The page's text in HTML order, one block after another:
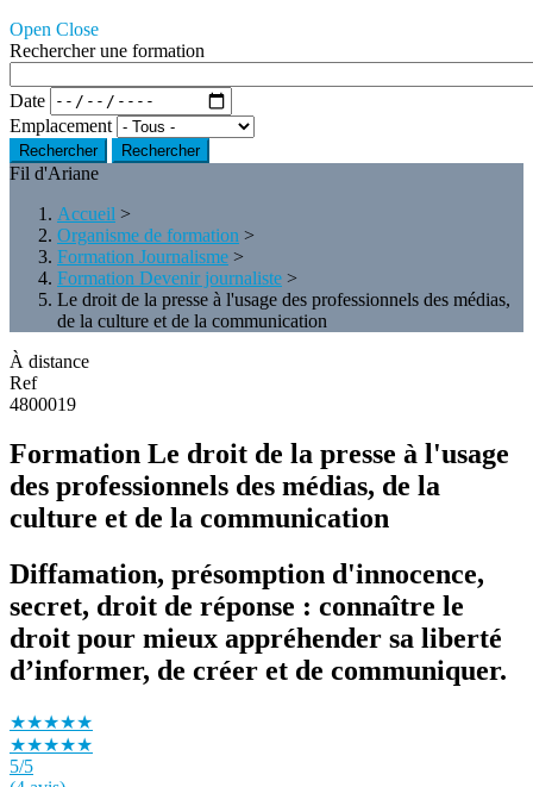
Open Close
Rechercher une formation
Date
Emplacement
Rechercher
Fil d'Ariane
Accueil >
Organisme de formation >
Formation Journalisme >
Formation Devenir journaliste >
Le droit de la presse à l'usage des professionnels des médias,
de la culture et de la communication
À distance
Ref
4800019
Formation Le droit de la presse à l'usage
des professionnels des médias, de la
culture et de la communication
Diffamation, présomption d'innocence,
secret, droit de réponse : connaître le
droit pour mieux appréhender sa liberté
d’informer, de créer et de communiquer.
★★★★★
★★★★★
5/5